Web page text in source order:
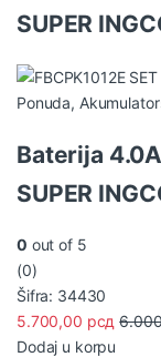
SUPER
Ponuda,
Baterija
SUPER
0 out of 5
(0)
Šifra: 34430
5.700,00 рсд
Dodaj u korpu